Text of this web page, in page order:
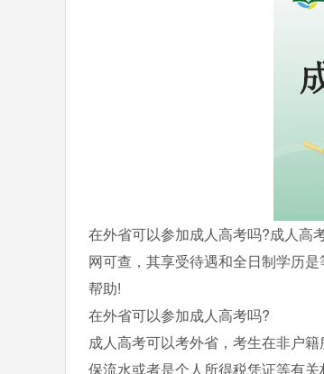
在外省可以参加成人高考吗?成人高
网可查，其享受待遇和全日制学历
帮助!
在外省可以参加成人高考吗?
成人高考可以考外省，考生在非户
保流水或者是个人所得税凭证等有关